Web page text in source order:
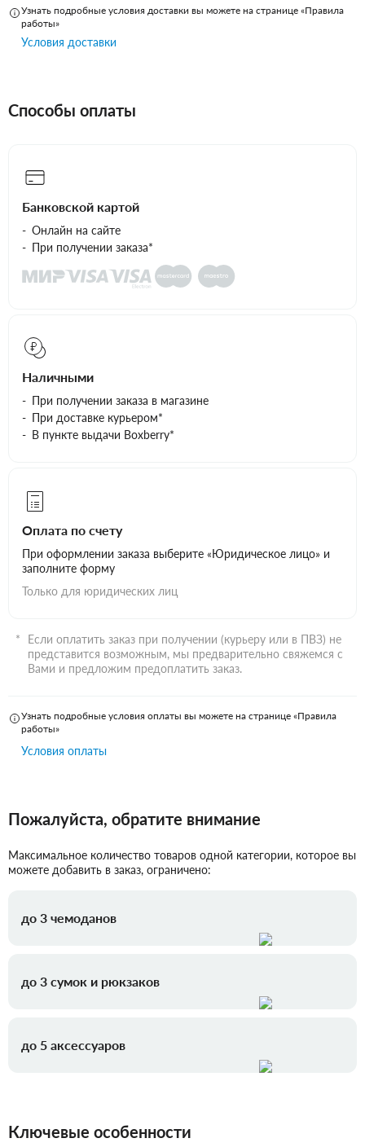
Узнать подробные условия доставки вы можете на странице «Правила
работы»
Условия доставки
Способы оплаты
Банковской картой
Онлайн на сайте
При получении заказа*
Наличными
При получении заказа в магазине
При доставке курьером*
В пункте выдачи Boxberry*
Оплата по счету
При оформлении заказа выберите «Юридическое лицо» и
заполните форму
Только для юридических лиц
Если оплатить заказ при получении (курьеру или в ПВЗ) не
представится возможным, мы предварительно свяжемся с
Вами и предложим предоплатить заказ.
Узнать подробные условия оплаты вы можете на странице «Правила
работы»
Условия оплаты
Пожалуйста, обратите внимание
Максимальное количество товаров одной категории, которое вы
можете добавить в заказ, ограничено:
до 3 чемоданов
до 3 сумок и рюкзаков
до 5 аксессуаров
Ключевые особенности